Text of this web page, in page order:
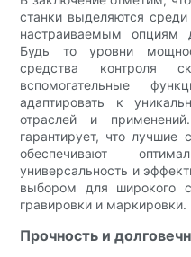
станки выделяются среди
настраиваемым опциям
Будь то уровни
средства контроля
вспомогательные
адаптировать к
отраслей и
гарантирует, что лучшие
обеспечивают
универсальность и
выбором для широкого
гравировки и маркировки.
Прочность и